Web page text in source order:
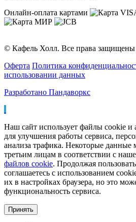
Онлайн-оплата картами
© Кафель Холл. Все права защищены
Оферта Политика
использовании данных
Разработано Пандаворкс
Наш сайт использует файлы cookie и
для улучшения работы сервиса,
анализа трафика. Некоторые данные
третьим лицам в соответствии с
файлов cookie. Продолжая
соглашаетесь с использованием
их в настройках браузера, но это
функциональность сервиса.
Принять